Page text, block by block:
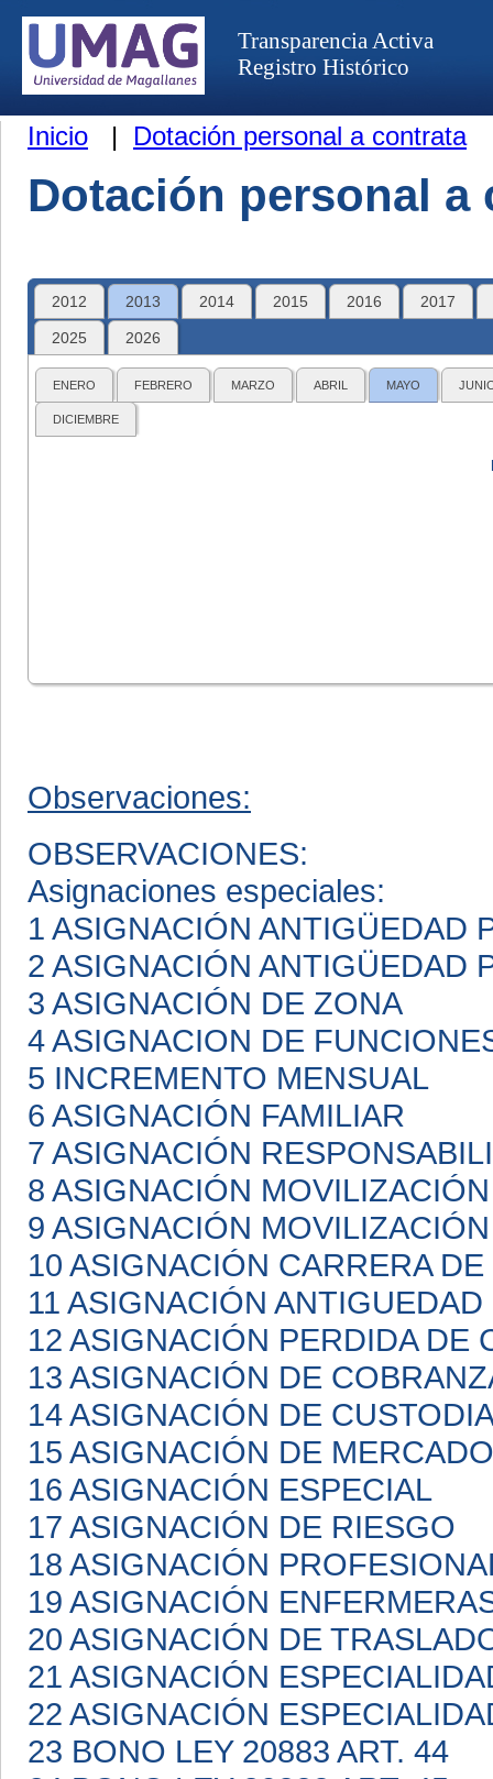
Transparencia Activa
Registro Histórico
Inicio | Dotación personal a contrata
Dotación personal a
2012 2013 2014 2015 2016 2017
2025 2026
ENERO FEBRERO MARZO ABRIL MAYO
DICIEMBRE
Observaciones:
OBSERVACIONES:
Asignaciones especiales:
1 ASIGNACIÓN ANTIGÜEDAD
2 ASIGNACIÓN ANTIGÜEDAD
3 ASIGNACIÓN DE ZONA
4 ASIGNACION DE
5 INCREMENTO MENSUAL
6 ASIGNACIÓN FAMILIAR
7 ASIGNACIÓN
8 ASIGNACIÓN MOVILIZACIÓN
9 ASIGNACIÓN
10 ASIGNACIÓN CARRERA
11 ASIGNACIÓN
12 ASIGNACIÓN PERDIDA DE
13 ASIGNACIÓN DE
14 ASIGNACIÓN DE
15 ASIGNACIÓN DE MERCADO
16 ASIGNACIÓN ESPECIAL
17 ASIGNACIÓN DE RIESGO
18 ASIGNACIÓN
19 ASIGNACIÓN
20 ASIGNACIÓN DE
21 ASIGNACIÓN
22 ASIGNACIÓN
23 BONO LEY 20883 ART. 44